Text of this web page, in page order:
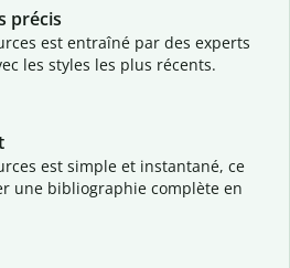
précis
est entraîné par des experts
les styles les plus récents.
est simple et instantané, ce
une bibliographie complète en